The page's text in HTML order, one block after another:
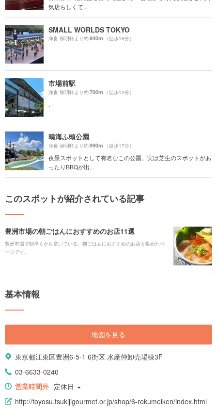
気店らしくて...
SMALL WORLDS TOKYO
洋食 禄明軒より約940m （徒歩16分）
市場前駅
洋食 禄明軒より約700m （徒歩12分）
.
晴海ふ頭公園
洋食 禄明軒より約990m （徒歩17分）
夜景スポットとして有名なこの公園。実は芝生のスポットがあ
ったりBBQが出...
このスポットが紹介されている記事
豊洲市場の朝ごはんにおすすめのお店11選
豊洲市場で朝早くから空いている、朝ごはんにおすすめのお店を集めたペ
ージです。
基本情報
地図を見る
東京都江東区豊洲6-5-1 6街区 水産仲卸売場棟3F
03-6633-0240
営業時間外 定休日
http://toyosu.tsukijigourmet.or.jp/shop/6-rokumeiken/index.html